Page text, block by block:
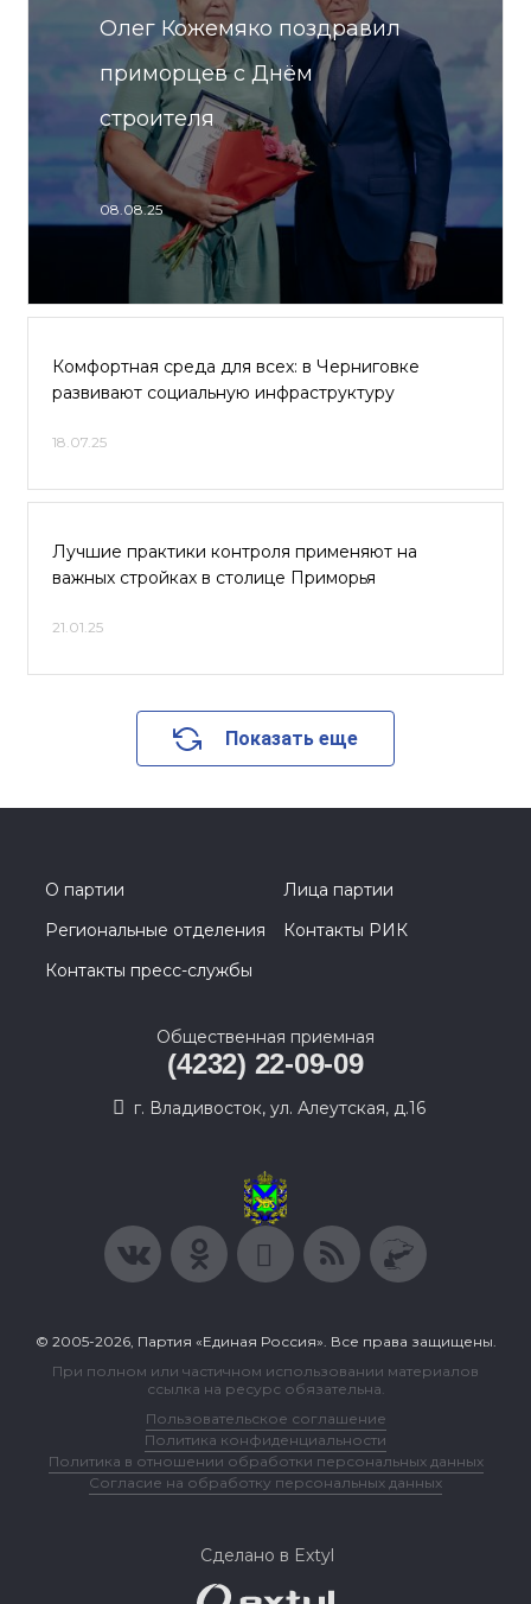
Олег Кожемяко поздравил
приморцев с Днём
строителя
08.08.25
Комфортная среда для всех: в Черниговке
развивают социальную инфраструктуру
18.07.25
Лучшие практики контроля применяют на
важных стройках в столице Приморья
21.01.25
Показать еще
О партии
Лица партии
Региональные отделения
Контакты РИК
Контакты пресс-службы
Общественная приемная
(4232) 22-09-09
г. Владивосток, ул. Алеутская, д.16
© 2005-2026, Партия «Единая Россия». Все права защищены.
При полном или частичном использовании материалов
ссылка на ресурс обязательна.
Пользовательское соглашение
Политика конфиденциальности
Политика в отношении обработки персональных данных
Согласие на обработку персональных данных
Сделано в Extyl